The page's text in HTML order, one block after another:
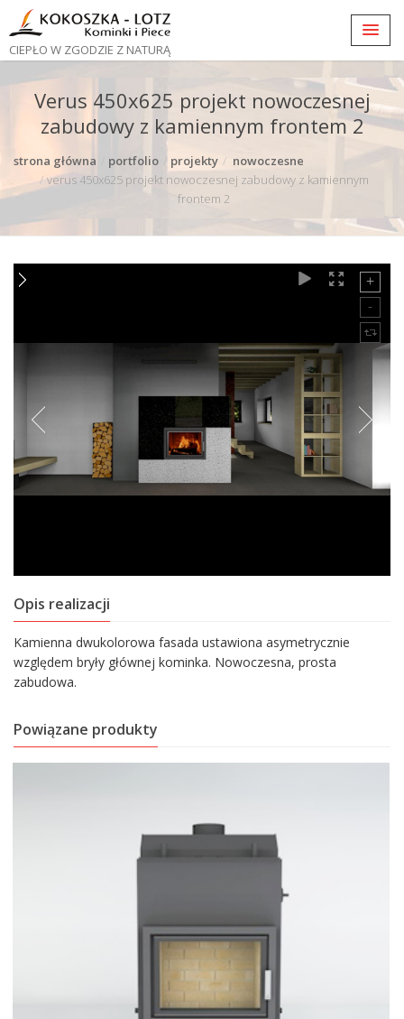
CIEPŁO W ZGODZIE Z NATURĄ
Verus 450x625 projekt nowoczesnej
zabudowy z kamiennym frontem 2
strona główna portfolio projekty
nowoczesne
verus 450x625 projekt nowoczesnej zabudowy z kamiennym
frontem 2
Opis realizacji
Kamienna dwukolorowa fasada ustawiona asymetrycznie
względem bryły głównej kominka. Nowoczesna, prosta
zabudowa.
Powiązane produkty